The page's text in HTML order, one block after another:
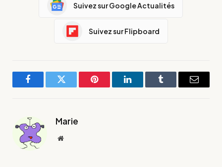
Suivez sur Google Actualités
Suivez sur Flipboard
FacebookTwitter Pinterest LinkedInTumblr
E-
Marie
Site